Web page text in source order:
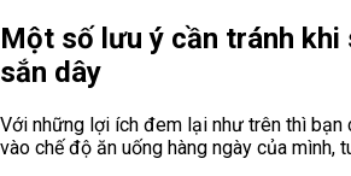
Một số lưu ý cần tránh khi
sắn dây
Với những lợi ích đem lại như trên thì bạn
vào chế độ ăn uống hàng ngày của mình,